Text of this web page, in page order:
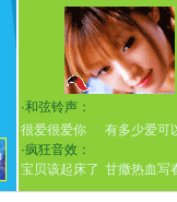
·和弦铃声：
很爱很爱你
有多少爱可
·疯狂音效：
宝贝该起床了 甘撒热血写